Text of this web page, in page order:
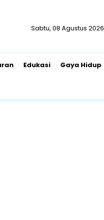
Sabtu, 08 Agustus 2026
Edukasi Gaya Hidup